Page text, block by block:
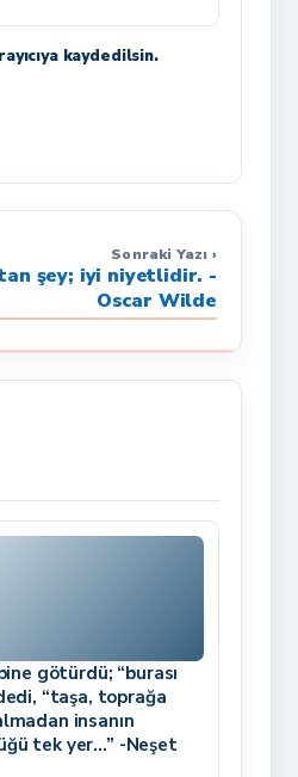
kaydedilsin.
Sonraki Yazı ›
şey; iyi niyetlidir. -
Oscar Wilde
götürdü; “burası
“taşa, toprağa
insanın
tek yer…” -Neşet